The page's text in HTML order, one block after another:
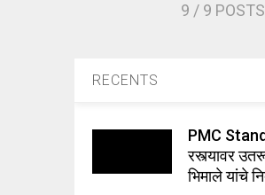
9 / 9 POSTS
RECENTS
PMC
रस्त्यावर
भिमाले यांचे